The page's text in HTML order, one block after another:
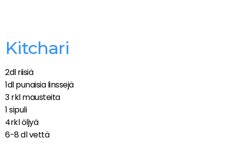
Kitchari
2dl riisiä
1dl punaisia linssejä
3 rkl mausteita
1 sipuli
4rkl öljyä
6-8 dl vettä